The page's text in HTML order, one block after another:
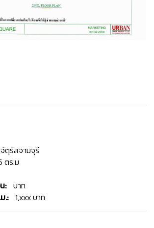
ตุรัสจามจุรี
ตร.ม
: บาท
.:
1,xxx บาท